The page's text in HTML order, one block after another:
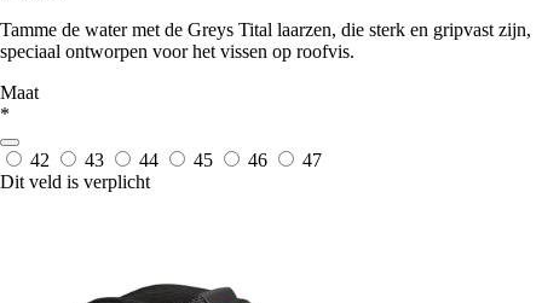
Tamme de water met de Greys Tital laarzen, die sterk en gripvast zijn,
speciaal ontworpen voor het vissen op roofvis.
Maat
*
42 43 44 45 46
47
Dit veld is verplicht